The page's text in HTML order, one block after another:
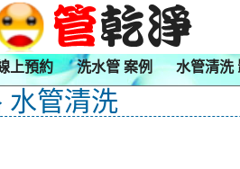
上預約 洗水管 案例 水管清洗
水管清洗